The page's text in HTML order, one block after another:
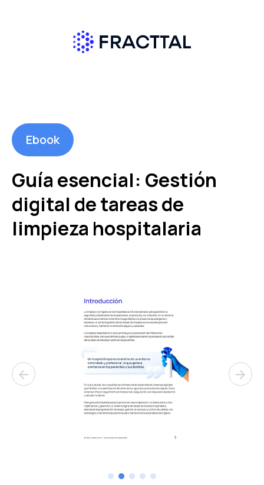
Ebook
Guía esencial: Gestión
digital de tareas de
limpieza hospitalaria
arrow_back arrow_forward